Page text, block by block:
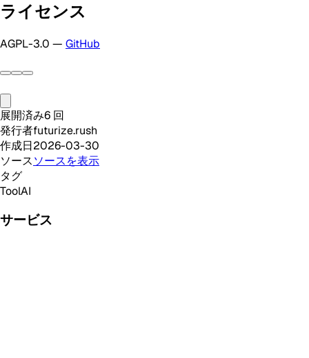
ライセンス
AGPL-3.0 — GitHub
展開済み6 回
発行者futurize.rush
作成日2026-03-30
ソースソースを表示
タグ
ToolAI
サービス